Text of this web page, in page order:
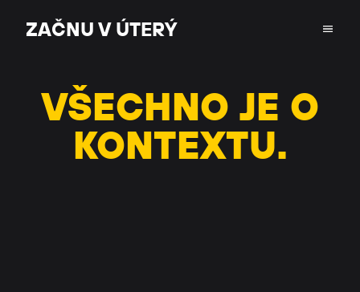
ZAČNU V ÚTERÝ
ZAČNU V ÚTERÝ
VŠECHNO JE O
KONTEXTU.